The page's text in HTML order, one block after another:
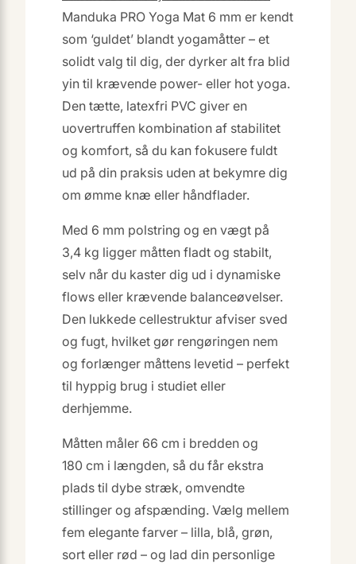
Manduka PRO Yoga Mat 6 mm er kendt
som ‘guldet’ blandt yogamåtter – et
solidt valg til dig, der dyrker alt fra blid
yin til krævende power- eller hot yoga.
Den tætte, latexfri PVC giver en
uovertruffen kombination af stabilitet
og komfort, så du kan fokusere fuldt
ud på din praksis uden at bekymre dig
om ømme knæ eller håndflader.
Med 6 mm polstring og en vægt på
3,4 kg ligger måtten fladt og stabilt,
selv når du kaster dig ud i dynamiske
flows eller krævende balanceøvelser.
Den lukkede cellestruktur afviser sved
og fugt, hvilket gør rengøringen nem
og forlænger måttens levetid – perfekt
til hyppig brug i studiet eller
derhjemme.
Måtten måler 66 cm i bredden og
180 cm i længden, så du får ekstra
plads til dybe stræk, omvendte
stillinger og afspænding. Vælg mellem
fem elegante farver – lilla, blå, grøn,
sort eller rød – og lad din personlige